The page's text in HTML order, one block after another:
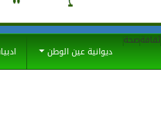
ثقافةصحة
ديوانية عين الوطن